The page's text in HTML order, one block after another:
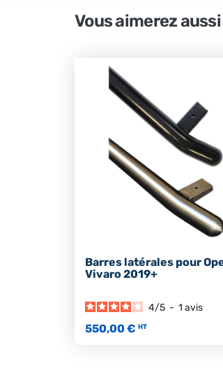
Vous aimerez aussi
Barres latérales pour
Vivaro 2019+
4/5 - 1 avis
550,00 € HT